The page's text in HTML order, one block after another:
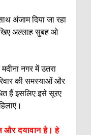
अंजाम दिया जा रहा
अल्लाह सुबह ओ
नगर में उतरा
की समस्याओं और
हैं इसलिए इसे सूरए
और दयावान है। हे